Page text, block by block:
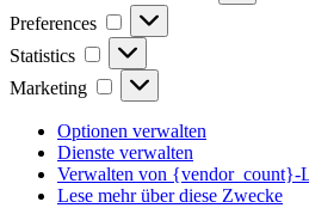
Preferences
Preferences
Statistics Statistics
Marketing Marketing
Optionen verwalten
Dienste verwalten
Verwalten von {vendor_count}-
Lese mehr über diese Zwecke